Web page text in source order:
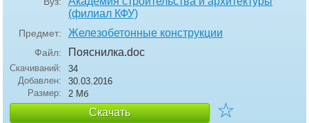
(филиал КФУ)
Предмет: Железобетонные конструкции
Файл: Пояснилка.doc
Скачиваний:
34
Добавлен:
30.03.2016
Размер:
2 Мб
Скачать ☆